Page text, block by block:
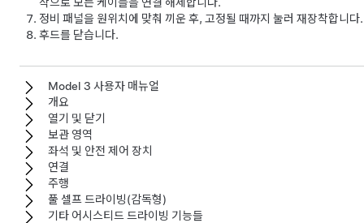
정비 패널을 원위치에 맞춰 끼운 후, 고정될 때까지 눌러 재장착합니다.
후드를 닫습니다.
Model 3 사용자 매뉴얼
개요
열기 및 닫기
보관 영역
좌석 및 안전 제어 장치
연결
주행
풀 셀프 드라이빙(감독형)
기타 어시스티드 드라이빙 기능들